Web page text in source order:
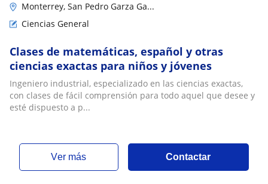
Monterrey, San Pedro Garza Ga...
Ciencias General
Clases de matemáticas, español y otras
ciencias exactas para niños y jóvenes
Ingeniero industrial, especializado en las ciencias exactas,
con clases de fácil comprensión para todo aquel que desee y
esté dispuesto a p...
ver más Contactar